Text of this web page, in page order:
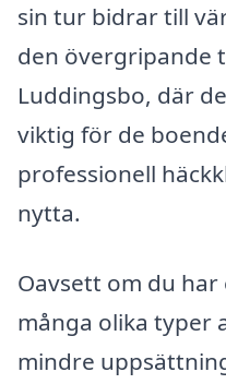
sin tur bidrar till
den övergripande
Luddingsbo, där
viktig för de
professionell
nytta.
Oavsett om du
många olika typer
mindre